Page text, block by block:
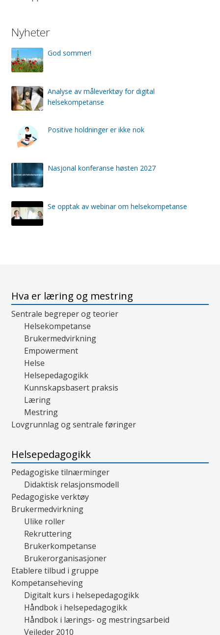
Nyheter
God sommer!
Analyse av måleverktøy for digital
helsekompetanse
Positive holdninger er ikke nok
Nasjonal konferanse høsten 2027
Se opptak av webinar om helsekompetanse
Hva er læring og mestring
Sentrale begreper og teorier
Helsekompetanse
Brukermedvirkning
Empowerment
Helse
Helsepedagogikk
Kunnskapsbasert praksis
Læring
Mestring
Lovgrunnlag og sentrale føringer
Helsepedagogikk
Pedagogiske tilnærminger
Didaktisk relasjonsmodell
Pedagogiske verktøy
Brukermedvirkning
Ulike roller
Rekruttering
Brukerkompetanse
Brukerorganisasjoner
Etablere tilbud i gruppe
Kompetanseheving
Digitalt kurs i helsepedagogikk
Håndbok i helsepedagogikk
Håndbok i lærings- og mestringsarbeid
Veileder 2010